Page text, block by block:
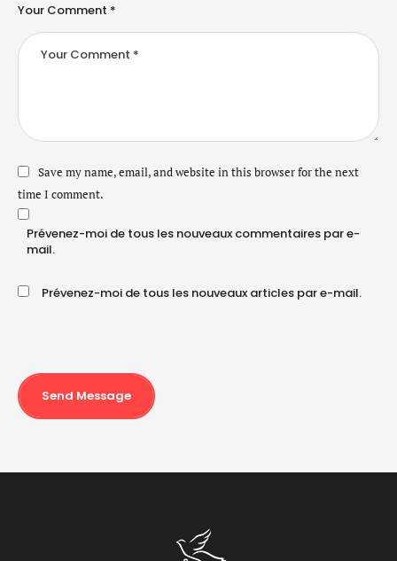
Your Comment *
Save my name, email, and website in this browser for the next
time I comment.
Prévenez-moi de tous les nouveaux commentaires par e-
mail.
Prévenez-moi de tous les nouveaux articles par e-mail.
Send Message